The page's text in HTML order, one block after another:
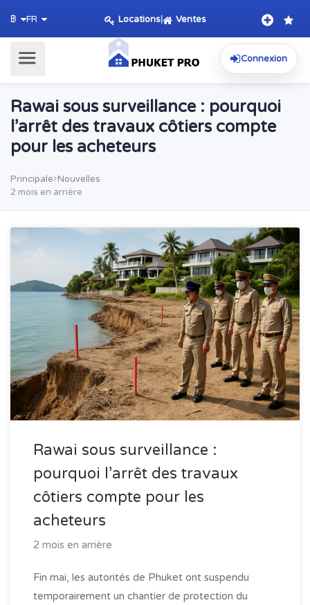
฿ FR Locations| Ventes
Connexion
Rawai sous surveillance : pourquoi
l’arrêt des travaux côtiers compte
pour les acheteurs
Principale Nouvelles
2 mois en arrière
Rawai sous surveillance :
pourquoi l’arrêt des travaux
côtiers compte pour les
acheteurs
2 mois en arrière
Fin mai, les autorités de Phuket ont suspendu
temporairement un chantier de protection du